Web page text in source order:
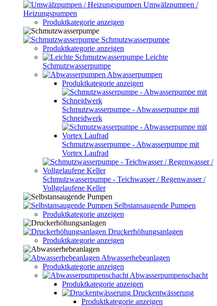
Umwälzpumpen /
Heizungspumpen
Produktkategorie anzeigen
Schmutzwasserpumpe
Produktkategorie anzeigen
Leichte
Schmutzwasserpumpe
Abwasserpumpen
Produktkategorie anzeigen
Schmutzwasserpumpe - Abwasserpumpe mit
Schneidwerk
Schmutzwasserpumpe - Abwasserpumpe mit
Vortex Laufrad
Schmutzwasserpumpe - Teichwasser / Regenwasser /
Vollgelaufene Keller
Selbstansaugende Pumpen
Produktkategorie anzeigen
Druckerhöhungsanlagen
Produktkategorie anzeigen
Abwasserhebeanlagen
Produktkategorie anzeigen
Abwasserpumpenschacht
Produktkategorie anzeigen
Druckentwässerung
Produktkategorie anzeigen